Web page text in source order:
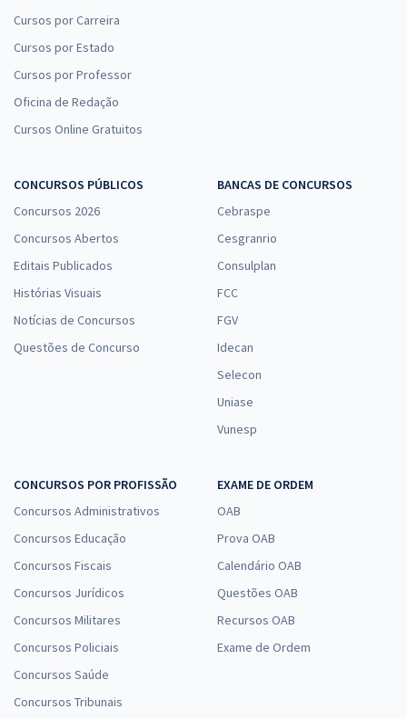
Cursos por Carreira
Cursos por Estado
Cursos por Professor
Oficina de Redação
Cursos Online Gratuitos
CONCURSOS PÚBLICOS
Concursos 2026
Concursos Abertos
Editais Publicados
Histórias Visuais
Notícias de Concursos
Questões de Concurso
BANCAS DE CONCURSOS
Cebraspe
Cesgranrio
Consulplan
FCC
FGV
Idecan
Selecon
Uniase
Vunesp
CONCURSOS POR PROFISSÃO
Concursos Administrativos
Concursos Educação
Concursos Fiscais
Concursos Jurídicos
Concursos Militares
Concursos Policiais
Concursos Saúde
Concursos Tribunais
EXAME DE ORDEM
OAB
Prova OAB
Calendário OAB
Questões OAB
Recursos OAB
Exame de Ordem